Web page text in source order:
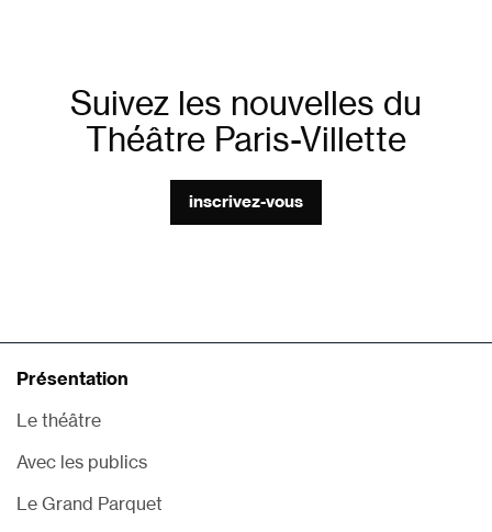
Suivez les nouvelles du
Théâtre Paris-Villette
inscrivez-vous
Présentation
Le théâtre
Avec les publics
Le Grand Parquet